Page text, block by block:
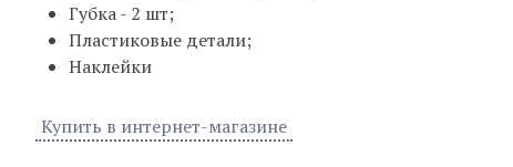
Губка - 2 шт;
Пластиковые детали;
Наклейки
Купить в интернет-магазине